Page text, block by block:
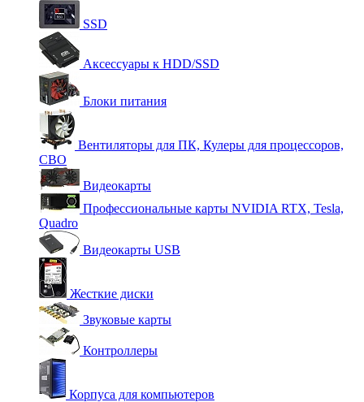
SSD
Аксессуары к HDD/SSD
Блоки питания
Вентиляторы для ПК, Кулеры для процессоров,
СВО
Видеокарты
Профессиональные карты NVIDIA RTX, Tesla,
Quadro
Видеокарты USB
Жесткие диски
Звуковые карты
Контроллеры
Корпуса для компьютеров